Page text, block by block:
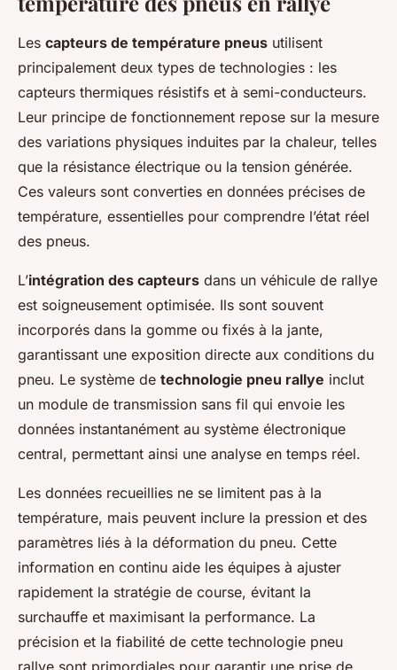
Les capteurs de température pneus utilisent
principalement deux types de technologies : les
capteurs thermiques résistifs et à semi-conducteurs.
Leur principe de fonctionnement repose sur la mesure
des variations physiques induites par la chaleur, telles
que la résistance électrique ou la tension générée.
Ces valeurs sont converties en données précises de
température, essentielles pour comprendre l’état réel
des pneus.
L’intégration des capteurs dans un véhicule de rallye
est soigneusement optimisée. Ils sont souvent
incorporés dans la gomme ou fixés à la jante,
garantissant une exposition directe aux conditions du
pneu. Le système de technologie pneu rallye inclut
un module de transmission sans fil qui envoie les
données instantanément au système électronique
central, permettant ainsi une analyse en temps réel.
Les données recueillies ne se limitent pas à la
température, mais peuvent inclure la pression et des
paramètres liés à la déformation du pneu. Cette
information en continu aide les équipes à ajuster
rapidement la stratégie de course, évitant la
surchauffe et maximisant la performance. La
précision et la fiabilité de cette technologie pneu